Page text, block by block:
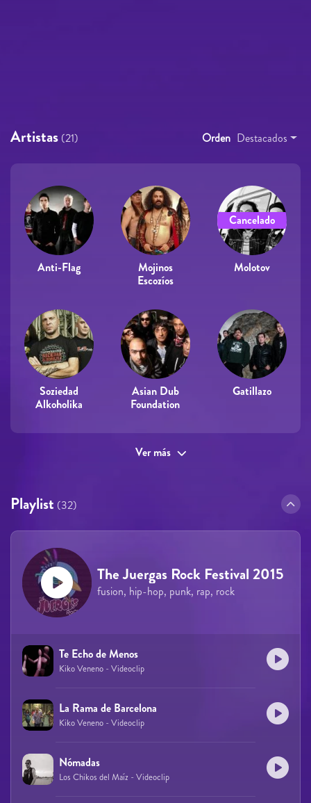
Artistas (21) Orden Destacados
Anti-Flag
Mojinos
Escozíos
Cancelado
Molotov
Soziedad
Alkoholika
Asian Dub
Foundation
Gatillazo
Ver más
Playlist (32)
The Juergas Rock Festival 2015
fusion, hip-hop, punk, rap, rock
Te Echo de Menos
Kiko Veneno - Videoclip
La Rama de Barcelona
Kiko Veneno - Videoclip
Nómadas
Los Chikos del Maíz - Videoclip